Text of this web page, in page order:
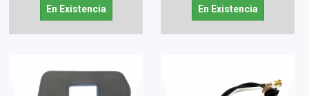
En Existencia En Existencia